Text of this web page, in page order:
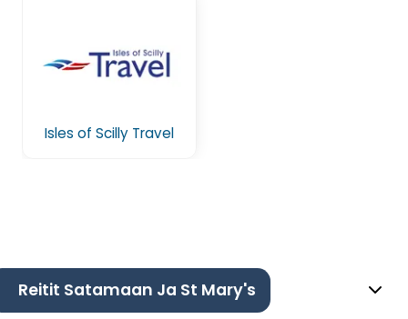
Isles of Scilly Travel
Reitit Satamaan Ja St Mary's